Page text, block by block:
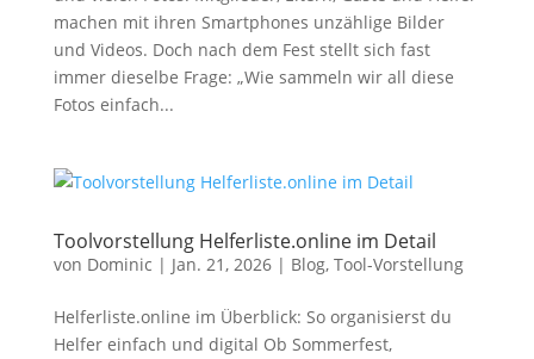
machen mit ihren Smartphones unzählige Bilder
und Videos. Doch nach dem Fest stellt sich fast
immer dieselbe Frage: „Wie sammeln wir all diese
Fotos einfach...
Toolvorstellung Helferliste.online im Detail
von Dominic | Jan. 21, 2026| Blog, Tool-Vorstellung
Helferliste.online im Überblick: So organisierst du
Helfer einfach und digital Ob Sommerfest,